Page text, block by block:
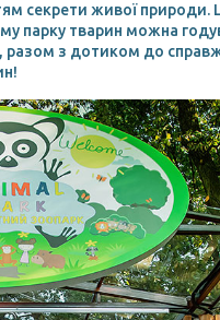
секрети живої
парку тварин можна
разом з дотиком до